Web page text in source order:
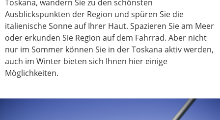
Toskana, wandern Sie zu den schönsten
Ausblickspunkten der Region und spüren Sie die
italienische Sonne auf Ihrer Haut. Spazieren Sie am Meer
oder erkunden Sie Region auf dem Fahrrad. Aber nicht
nur im Sommer können Sie in der Toskana aktiv werden,
auch im Winter bieten sich Ihnen hier einige
Möglichkeiten.